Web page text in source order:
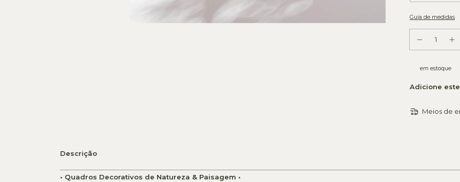
Guia de medidas
em estoque
Adicione
Meios de
Descrição
• Quadros Decorativos de Natureza & Paisagem •